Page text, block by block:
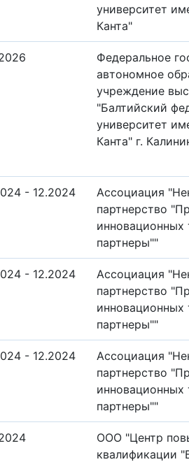
университет
Канта"
Федеральное
автономное
учреждение
"Балтийский
университет
Канта" г.
- 12.2024
Ассоциация
партнерство
инновационных
партнеры""
- 12.2024
Ассоциация
партнерство
инновационных
партнеры""
- 12.2024
Ассоциация
партнерство
инновационных
партнеры""
ООО "Центр
квалификации